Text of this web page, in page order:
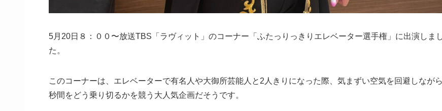
5月20日８：００〜放送TBS「ラヴィット」のコーナー「ふたっりっきりエレベーター選手権」に出演しま
た。
このコーナーは、エレベーターで有名人や大御所芸能人と2人きりになった際、気まずい空気を回避しなが
秒間をどう乗り切るかを競う大人気企画だそうです。